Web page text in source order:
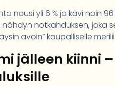
nousi yli 6 % ja kävi noin
notkahduksen, joka
avoin” kaupalliselle
jälleen kiinni